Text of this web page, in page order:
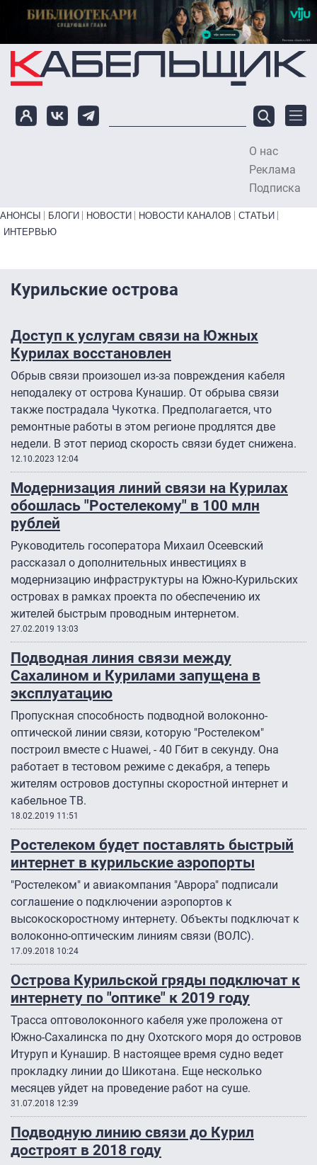
Перейти к основному содержанию
О нас
Реклама
Подписка
Primary links bottom
АНОНСЫ БЛОГИ НОВОСТИ НОВОСТИ КАНАЛОВ
СТАТЬИ
ИНТЕРВЬЮ
Курильские острова
Доступ к услугам связи на Южных
Курилах восстановлен
Обрыв связи произошел из-за повреждения кабеля
неподалеку от острова Кунашир. От обрыва связи
также пострадала Чукотка. Предполагается, что
ремонтные работы в этом регионе продлятся две
недели. В этот период скорость связи будет снижена.
12.10.2023 12:04
Модернизация линий связи на Курилах
обошлась "Ростелекому" в 100 млн
рублей
Руководитель госоператора Михаил Осеевский
рассказал о дополнительных инвестициях в
модернизацию инфраструктуры на Южно-Курильских
островах в рамках проекта по обеспечению их
жителей быстрым проводным интернетом.
27.02.2019 13:03
Подводная линия связи между
Сахалином и Курилами запущена в
эксплуатацию
Пропускная способность подводной волоконно-
оптической линии связи, которую "Ростелеком"
построил вместе с Huawei, - 40 Гбит в секунду. Она
работает в тестовом режиме с декабря, а теперь
жителям островов доступны скоростной интернет и
кабельное ТВ.
18.02.2019 11:51
Ростелеком будет поставлять быстрый
интернет в курильские аэропорты
"Ростелеком" и авиакомпания "Аврора" подписали
соглашение о подключении аэропортов к
высокоскоростному интернету. Объекты подключат к
волоконно-оптическим линиям связи (ВОЛС).
17.09.2018 10:24
Острова Курильской гряды подключат к
интернету по "оптике" к 2019 году
Трасса оптоволоконного кабеля уже проложена от
Южно-Сахалинска по дну Охотского моря до островов
Итуруп и Кунашир. В настоящее время судно ведет
прокладку линии до Шикотана. Еще несколько
месяцев уйдет на проведение работ на суше.
31.07.2018 12:39
Подводную линию связи до Курил
достроят в 2018 году